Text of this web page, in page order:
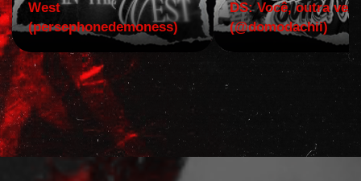
West
(persephonedemoness)
DS: Você, outra vez!
(@domodachii)